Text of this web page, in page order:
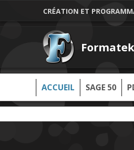
CRÉATION ET
ACCUEIL SAGE 50